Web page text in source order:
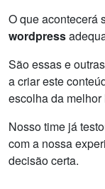
O que acontecerá
wordpress
São essas e
a criar este
escolha da
Nosso time já
com a nossa
decisão certa.